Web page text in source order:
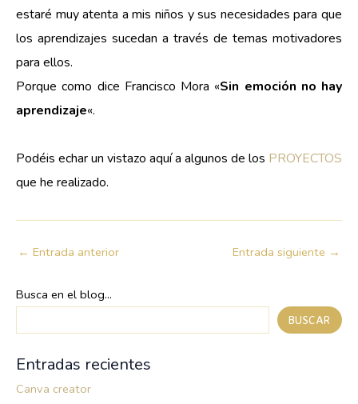
estaré muy atenta a mis niños y sus necesidades para que
los aprendizajes sucedan a través de temas motivadores
para ellos.
Porque como dice Francisco Mora «Sin emoción no hay
aprendizaje«.
Podéis echar un vistazo aquí a algunos de los PROYECTOS
que he realizado.
← Entrada anterior Entrada siguiente →
Busca en el blog...
BUSCAR
Entradas recientes
Canva creator